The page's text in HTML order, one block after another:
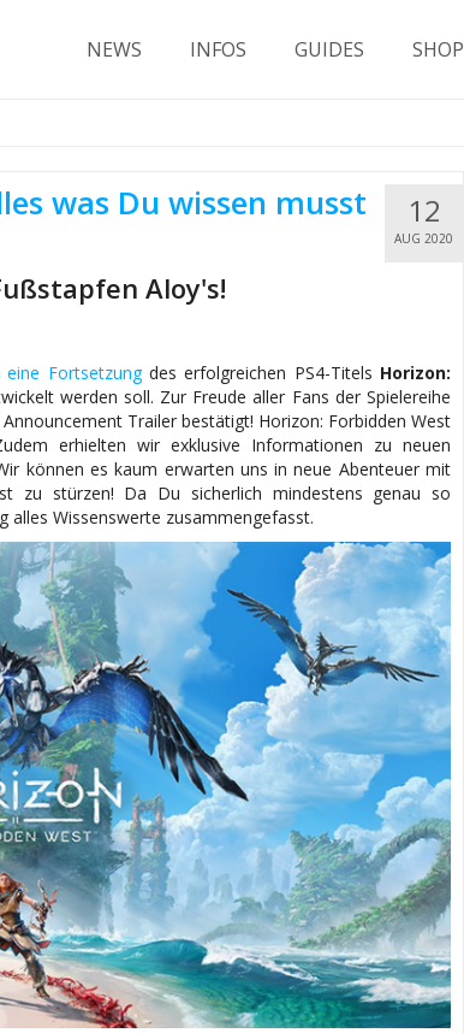
NEWS INFOS GUIDES SHOP
12
AUG 2020
was Du wissen musst
Aloy's!
eine Fortsetzungdes erfolgreichen PS4-Titels Horizon:
werden soll. Zur Freude aller Fans der Spielereihe
Trailer bestätigt! Horizon: Forbidden West
erhielten wir exklusive Informationen zu neuen
können es kaum erwarten uns in neue Abenteuer mit
zu stürzen! Da Du sicherlich mindestens genau so
Wissenswerte zusammengefasst.